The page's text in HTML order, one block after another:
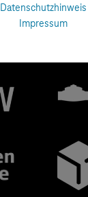
Datenschutzhinweis
Impressum